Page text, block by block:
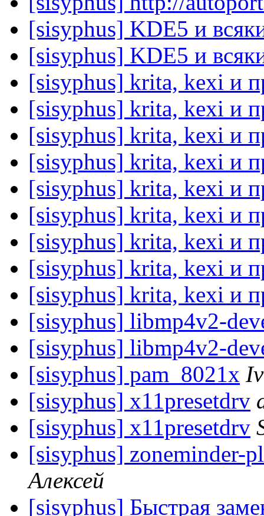
[sisyphus] KDE5 и
[sisyphus] KDE5 и
[sisyphus] krita, kexi и
[sisyphus] krita, kexi и
[sisyphus] krita, kexi и
[sisyphus] krita, kexi и
[sisyphus] krita, kexi и
[sisyphus] krita, kexi и
[sisyphus] krita, kexi и
[sisyphus] krita, kexi и
[sisyphus] krita, kexi и
[sisyphus] libmp4v2-
[sisyphus] libmp4v2-
[sisyphus] pam_8021x
[sisyphus] x11presetdrv
[sisyphus] x11presetdrv
[sisyphus] zoneminder-
Алексей
[sisyphus] Быстрая